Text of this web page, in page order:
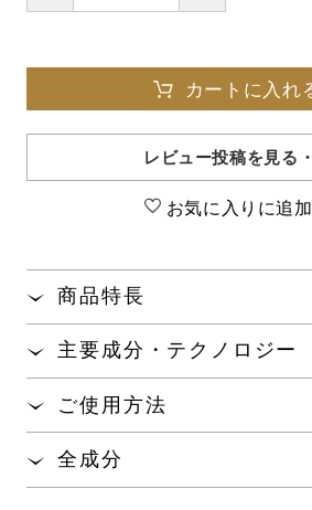
カートに入
レビュー投稿を見る
お気に入りに追
商品特長
サージ後の肌に残った余分な油
く、ふきとり用化粧水です。
みずみずしく爽やかな使い心
かになります。
主要成分・テクノロジー
※1」が、天性の保水力で、肌
ご使用方法
いねいにふきとってください。
全成分